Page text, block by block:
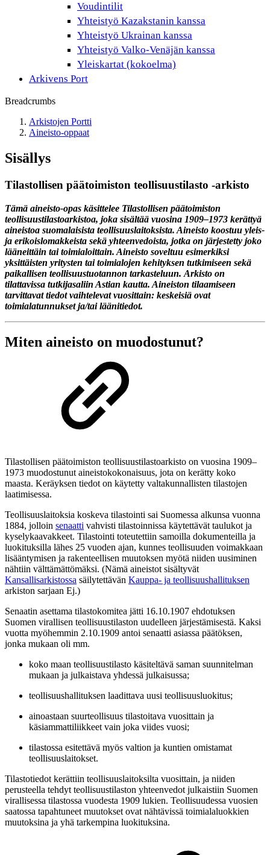
Voudintilit
Yhteistyö Kazakstanin kanssa
Yhteistyö Ukrainan kanssa
Yhteistyö Valko-Venäjän kanssa
Yleiskartat (kokoelma)
Arkivens Port
Breadcrumbs
Arkistojen Portti
Aineisto-oppaat
Sisällys
Tilastollisen päätoimiston teollisuustilasto -arkisto
Tämä aineisto-opas käsittelee Tilastollisen päätoimiston
teollisuustilastoarkistoa, joka sisältää vuosina 1909–1973 kerättyä
aineistoa suomalaisista teollisuuslaitoksista. Aineisto koostuu yleis-
ja erikoislomakkeista sekä yhteenvedoista, jotka on järjestetty joko
lääneittäin tai toimialoittain. Aineisto soveltuu esimerkiksi
yksittäisten yritysten tai toimialojen kehityksen tutkimiseen sekä
paikallisen teollisuustuotannon tarkasteluun. Arkisto on
tilattavissa tutkijasaliin Astian kautta. Aineiston tilaamiseen
tarvittavat tiedot vaihtelevat vuosittain: keskeisiä ovat
toimialatunnukset ja/tai läänitiedot.
Miten aineisto on muodostunut?
Tilastollisen päätoimiston teollisuustilastoarkisto on vuosina 1909–
1973 muodostunut aineistokokonaisuus, jota on kerätty koko
maasta. Keräyksen tiedot on käytetty valtakunnallisten tilastojen
laatimisessa.
Teollisuuslaitoksia koskeva tilastointi sai Suomessa alkunsa vuonna
1884, jolloin senaatti vahvisti tilastoinnissa käytettävät taulukot ja
kyselykaavakkeet. Tilastointi toteutettiin samoilla dokumenteilla ja
luokituksilla lähes 25 vuoden ajan, kunnes teollisuuden voimakkaan
lisääntymisen ja rakenteellisen muutoksen myötä niiden uusiminen
nähtiin välttämättömäksi. (Nämä aineistot sisältyvät
Kansallisarkistossa säilytettävän Kauppa- ja teollisuushallituksen
arkiston sarjaan Ej.)
Senaatin asettama tilastokomitea jätti 16.10.1907 ehdotuksen
Suomen virallisen teollisuustilaston uudelleen järjestämisestä. Kaksi
vuotta myöhemmin 2.10.1909 antoi senaatti asiassa päätöksen,
jonka mukaan oli mm.
koko maan teollisuustilasto käsiteltävä saman suunnitelman
mukaan ja julkaistava yhdessä julkaisussa;
teollisuushallituksen laadittava uusi teollisuusluokitus;
ainoastaan suurteollisuus tilastoitava vuosittain ja
käsiammattiliikkeet vain joka viides vuosi;
tilastossa esitettävä myös valtion ja kuntien omistamat
teollisuuslaitokset.
Tilastotiedot kerättiin teollisuuslaitoksilta vuosittain, ja niiden
perusteella tehdyt teollisuustilaston yhteenvedot julkaistiin Suomen
virallisessa tilastossa vuodesta 1909 lukien. Teollisuudessa vuosien
saatossa tapahtuneet muutokset ovat nähtävissä toimialaluokkien
muutoksina ja yhä tarkempina luokituksina.